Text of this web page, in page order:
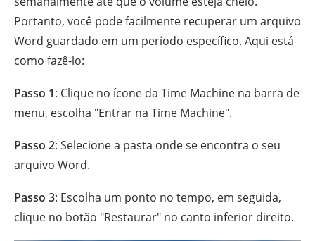
Portanto, você pode facilmente recuperar um arquivo
Word guardado em um período específico. Aqui está
como fazê-lo:
Passo 1: Clique no ícone da Time Machine na barra de
menu, escolha "Entrar na Time Machine".
Passo 2: Selecione a pasta onde se encontra o seu
arquivo Word.
Passo 3: Escolha um ponto no tempo, em seguida,
clique no botão "Restaurar" no canto inferior direito.